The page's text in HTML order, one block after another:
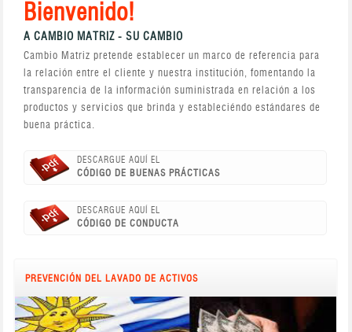
Bienvenido!
A CAMBIO MATRIZ - SU CAMBIO
Cambio Matriz pretende establecer un marco de referencia para
la relación entre el cliente y nuestra institución, fomentando la
transparencia de la información suministrada en relación a los
productos y servicios que brinda y estableciéndo estándares de
buena práctica.
DESCARGUE AQUÍ EL
CÓDIGO DE BUENAS PRÁCTICAS
DESCARGUE AQUÍ EL
CÓDIGO DE CONDUCTA
PREVENCIÓN DEL LAVADO DE ACTIVOS